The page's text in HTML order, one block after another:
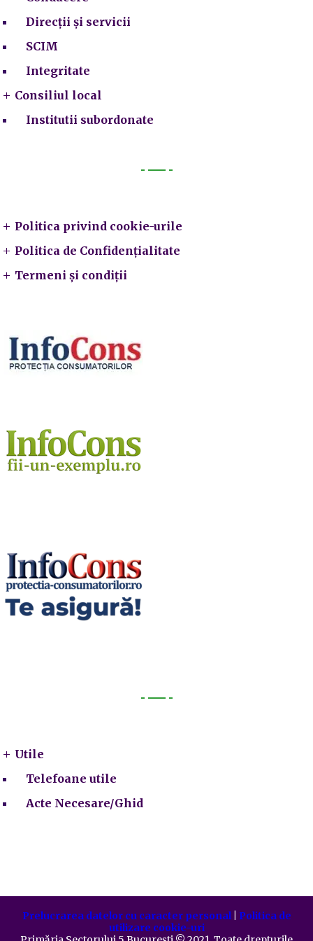
Direcții și servicii
SCIM
Integritate
Consiliul local
Institutii subordonate
Politica privind cookie-urile
Politica de Confidențialitate
Termeni și condiții
Utile
Telefoane utile
Acte Necesare/Ghid
Prelucrarea datelor cu caracter personal| Politica de
utilizare cookie-uri